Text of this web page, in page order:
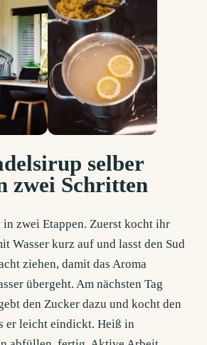
selber
zwei Schritten
in zwei Etappen. Zuerst kocht ihr
Wasser kurz auf und lasst den Sud
ziehen, damit das Aroma
übergeht. Am nächsten Tag
den Zucker dazu und kocht den
er leicht eindickt. Heiß in